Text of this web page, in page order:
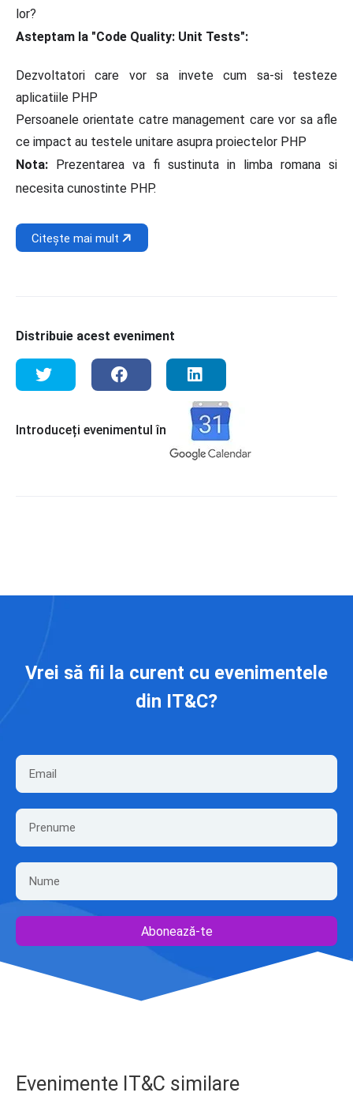
lor?
Asteptam la "Code Quality: Unit Tests":
Dezvoltatori care vor sa invete cum sa-si testeze
aplicatiile PHP
Persoanele orientate catre management care vor sa afle
ce impact au testele unitare asupra proiectelor PHP
Nota: Prezentarea va fi sustinuta in limba romana si
necesita cunostinte PHP.
Citește mai mult
Distribuie acest eveniment
Introduceți evenimentul în
Vrei să fii la curent cu evenimentele
din IT&C?
Abonează-te
Evenimente IT&C similare